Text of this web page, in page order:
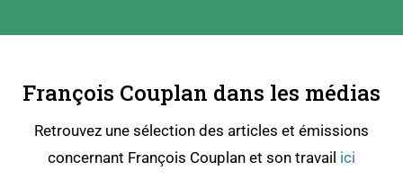
François Couplan dans les médias
Retrouvez une sélection des articles et émissions
concernant François Couplan et son travail ici